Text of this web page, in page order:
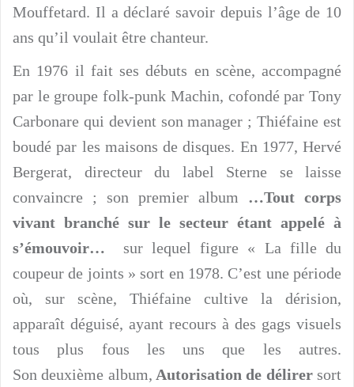
Mouffetard. Il a déclaré savoir depuis l’âge de 10
ans qu’il voulait être chanteur.
En 1976 il fait ses débuts en scène, accompagné
par le groupe folk-punk Machin, cofondé par Tony
Carbonare qui devient son manager ; Thiéfaine est
boudé par les maisons de disques. En 1977, Hervé
Bergerat, directeur du label Sterne se laisse
convaincre ; son premier album …Tout corps
vivant branché sur le secteur étant appelé à
s’émouvoir… sur lequel figure « La fille du
coupeur de joints » sort en 1978. C’est une période
où, sur scène, Thiéfaine cultive la dérision,
apparaît déguisé, ayant recours à des gags visuels
tous plus fous les uns que les autres.
Son deuxième album, Autorisation de délirersort